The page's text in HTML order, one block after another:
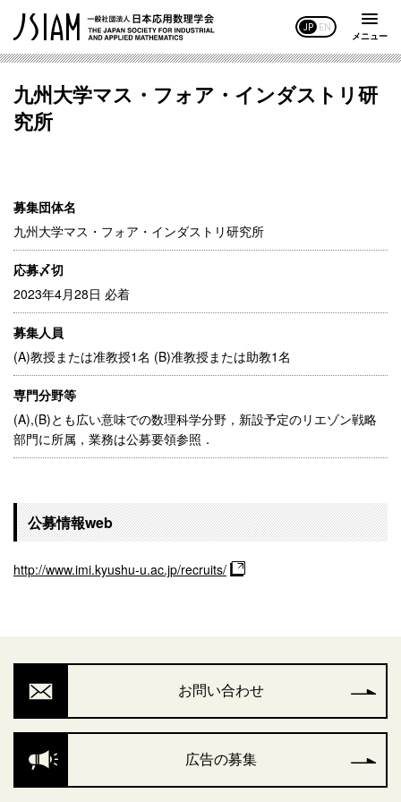
JP EN
メニュー
九州大学マス・フォア・インダストリ研
究所
募集団体名
九州大学マス・フォア・インダストリ研究所
応募〆切
2023年4月28日 必着
募集人員
(A)教授または准教授1名 (B)准教授または助教1名
専門分野等
(A),(B)とも広い意味での数理科学分野，新設予定のリエゾン戦略
部門に所属，業務は公募要領参照．
公募情報web
http://www.imi.kyushu-u.ac.jp/recruits/
お問い合わせ
広告の募集